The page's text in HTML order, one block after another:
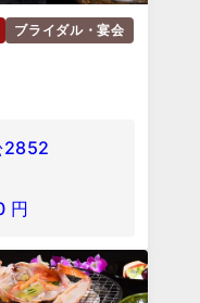
ブライダル・宴会
2852
円